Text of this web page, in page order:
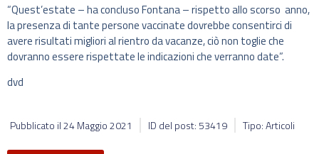
“Quest’estate – ha concluso Fontana – rispetto allo scorso anno,
la presenza di tante persone vaccinate dovrebbe consentirci di
avere risultati migliori al rientro da vacanze, ciò non toglie che
dovranno essere rispettate le indicazioni che verranno date”.
dvd
Pubblicato il24 Maggio 2021 ID del post: 53419 Tipo: Articoli